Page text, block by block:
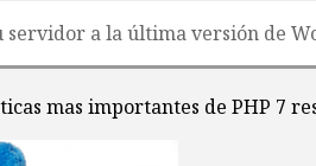
a la última versión de
mas importantes de PHP 7